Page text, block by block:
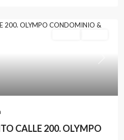
Next
CALLE 200. OLYMPO